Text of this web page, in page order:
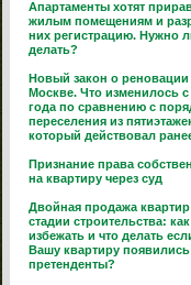
Апартаменты хотят
жилым помещениям и
них регистрацию. Нужно
делать?
Новый закон о реновации
Москве. Что изменилось с
года по сравнению с
переселения из
который действовал
Признание права
на квартиру через суд
Двойная продажа
стадии строительства: как
избежать и что делать
Вашу квартиру появились
претенденты?